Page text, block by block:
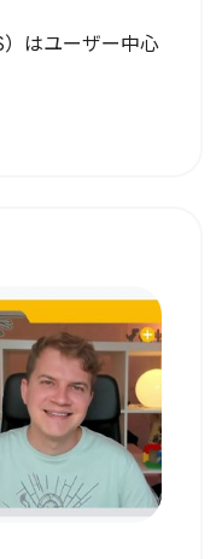
はユーザー中心